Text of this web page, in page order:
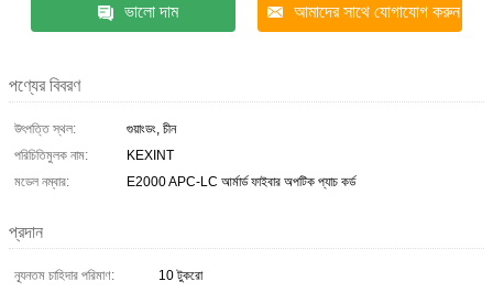
ভালো দাম আমাদের সাথে যোগাযোগ করুন
পণ্যের বিবরণ
উৎপত্তি স্থল:
গুয়াংডং, চীন
পরিচিতিমুলক নাম:
KEXINT
মডেল নম্বার:
E2000 APC-LC আর্মার্ড ফাইবার অপটিক প্যাচ কর্ড
প্রদান
ন্যূনতম চাহিদার পরিমাণ:
10 টুকরো